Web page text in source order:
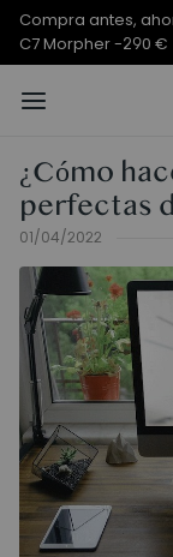
Compra antes,
C7 Morpher -290 €
¿Cómo
perfectas
01/04/2022